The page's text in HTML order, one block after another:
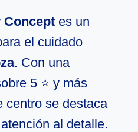
Concept es un
el cuidado
. Con una
5 ⭐ y más
centro se destaca
al detalle.